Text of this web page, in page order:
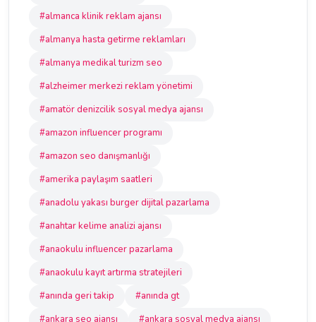
#almanca klinik reklam ajansı
#almanya hasta getirme reklamları
#almanya medikal turizm seo
#alzheimer merkezi reklam yönetimi
#amatör denizcilik sosyal medya ajansı
#amazon influencer programı
#amazon seo danışmanlığı
#amerika paylaşım saatleri
#anadolu yakası burger dijital pazarlama
#anahtar kelime analizi ajansı
#anaokulu influencer pazarlama
#anaokulu kayıt artırma stratejileri
#anında geri takip
#anında gt
#ankara seo ajansı
#ankara sosyal medya ajansı